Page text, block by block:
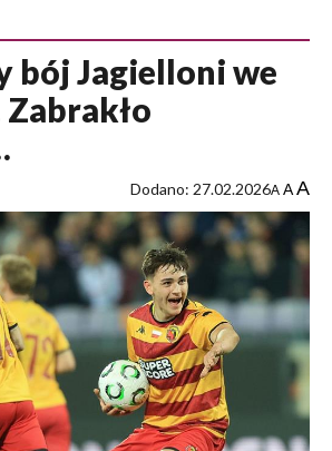
bój Jagielloni we
Dodano: 27.02.2026A AA